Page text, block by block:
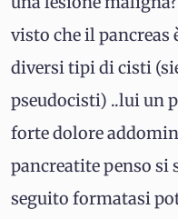
visto che il pancreas
diversi tipi di cisti
pseudocisti) ..lui un
forte dolore
pancreatite penso si
seguito formatasi